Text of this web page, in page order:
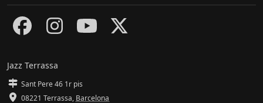
Jazz Terrassa
Sant Pere 46 1r pis
08221 Terrassa, Barcelona